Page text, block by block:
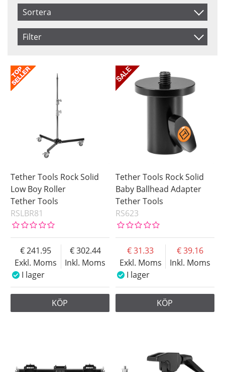
Sortera
Artikelkod
Inkl. Moms
Filter
I lager
Ej i lager
Tether Tools Rock Solid
Low Boy Roller
Tether Tools
RSLBR81
Exkl. Moms
241.95
Inkl. Moms
302.44
I lager
KÖP
Tether Tools Rock Solid
Baby Ballhead Adapter
Tether Tools
RS623
Exkl. Moms
31.33
Inkl. Moms
39.16
I lager
KÖP